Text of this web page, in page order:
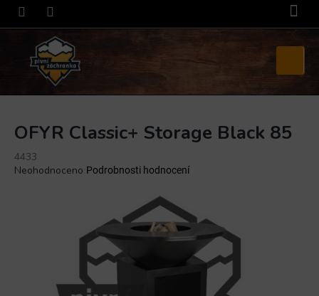
Přejít
obsah
košík
OFYR Classic+ Storage Black 85
4433
Průměrné
Neohodnoceno Podrobnosti hodnocení